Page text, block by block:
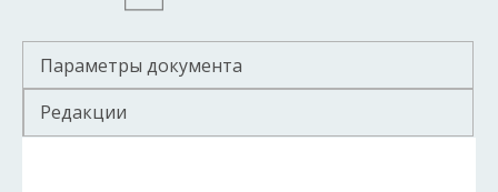
Параметры документа
Редакции